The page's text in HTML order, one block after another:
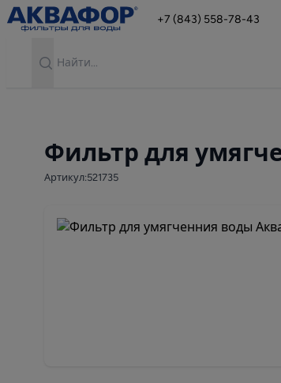
+7 (843) 558-78-43
Фильтр для
Артикул:521735